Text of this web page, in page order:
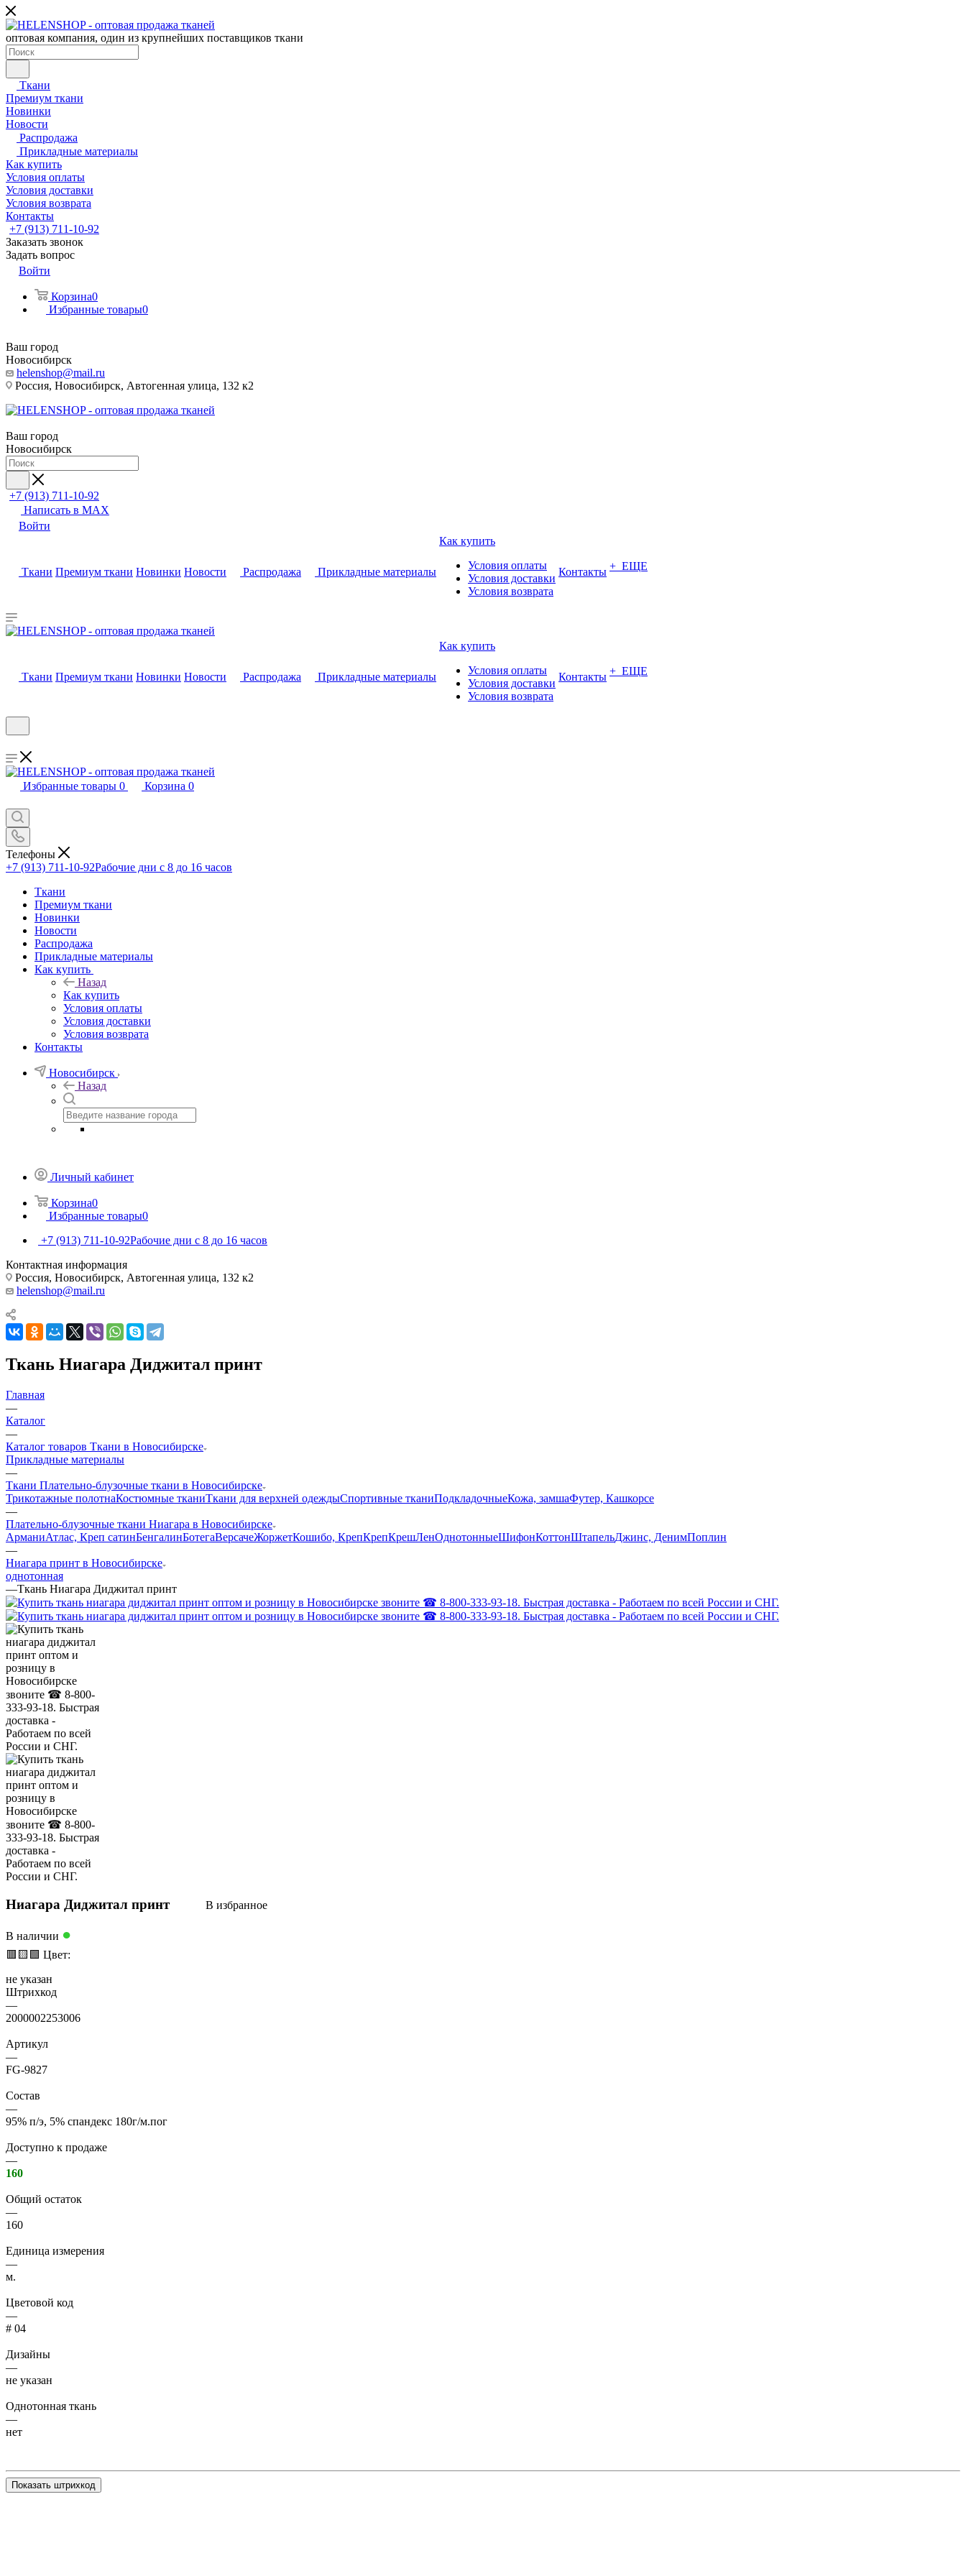
оптовая компания, один из крупнейших поставщиков ткани
Ткани
Премиум ткани
Новинки
Новости
Распродажа
Прикладные материалы
Как купить
Условия оплаты
Условия доставки
Условия возврата
Контакты
+7 (913) 711-10-92
Заказать звонок
Задать вопрос
Войти
Корзина0
Избранные товары0
Ваш город
Новосибирск
helenshop@mail.ru
Россия, Новосибирск, Автогенная улица, 132 к2
Ваш город
Новосибирск
+7 (913) 711-10-92
Написать в MAX
Войти
Ткани Премиум ткани Новинки Новости Распродажа Прикладные материалы
Как купить
Условия оплаты
Условия доставки
Условия возврата
Контакты + ЕЩЕ
Ткани Премиум ткани Новинки Новости Распродажа Прикладные материалы
Как купить
Условия оплаты
Условия доставки
Условия возврата
Контакты + ЕЩЕ
Избранные товары 0 Корзина 0
Телефоны
+7 (913) 711-10-92Рабочие дни с 8 до 16 часов
Ткани
Премиум ткани
Новинки
Новости
Распродажа
Прикладные материалы
Как купить
Назад
Как купить
Условия оплаты
Условия доставки
Условия возврата
Контакты
Новосибирск
Назад
Личный кабинет
Корзина0
Избранные товары0
+7 (913) 711-10-92Рабочие дни с 8 до 16 часов
Контактная информация
Россия, Новосибирск, Автогенная улица, 132 к2
helenshop@mail.ru
Ткань Ниагара Диджитал принт
Главная
—
Каталог
—
Каталог товаров Ткани в Новосибирске
Прикладные материалы
—
Ткани Плательно-блузочные ткани в Новосибирске
Трикотажные полотнаКостюмные тканиТкани для верхней одеждыСпортивные тканиПодкладочныеКожа, замшаФутер, Кашкорсе
—
Плательно-блузочные ткани Ниагара в Новосибирске
АрманиАтлас, Креп сатинБенгалинБотегаВерсачеЖоржетКошибо, КрепКрепКрешЛенОднотонныеШифонКоттонШтапельДжинс, ДенимПоплин
—
Ниагара принт в Новосибирске
однотонная
—Ткань Ниагара Диджитал принт
Ниагара Диджитал принт В избранное
В наличии ●
🟥 🟨 🟩 Цвет:
не указан
Штрихкод
—
2000002253006
Артикул
—
FG-9827
Состав
—
95% п/э, 5% спандекс 180г/м.пог
Доступно к продаже
—
160
Общий остаток
—
160
Единица измерения
—
м.
Цветовой код
—
# 04
Дизайны
—
не указан
Однотонная ткань
—
нет
Показать штрихкод